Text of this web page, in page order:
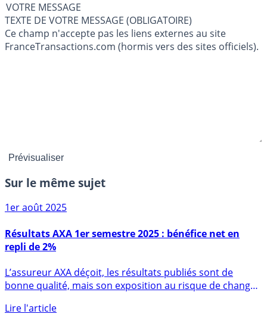
VOTRE MESSAGE
TEXTE DE VOTRE MESSAGE (OBLIGATOIRE)
Ce champ n'accepte pas les liens externes au site
FranceTransactions.com (hormis vers des sites officiels).
Sur le même sujet
1er août 2025
repli de 2%
bonne qualité, mais son exposition au risque de change